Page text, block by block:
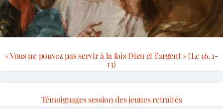
« Vous ne pouvez pas servir à la fois Dieu et l’argent » (Lc 16, 1-
13)
Témoignages session des jeunes retraités